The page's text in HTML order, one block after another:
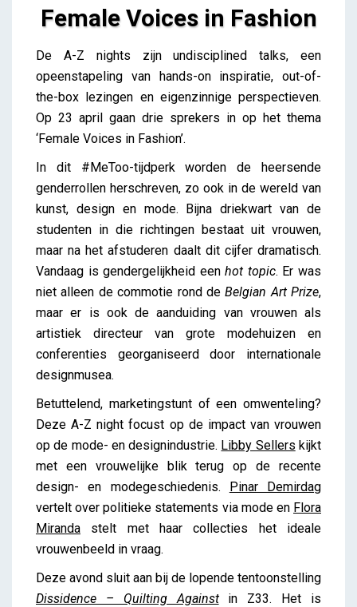
Female Voices in Fashion
Female Voices in Fashion
Lieve Drooghmans
De A-Z nights zijn undisciplined talks, een
opeenstapeling van hands-on inspiratie, out-of-
the-box lezingen en eigenzinnige perspectieven.
Op 23 april gaan drie sprekers in op het thema
‘Female Voices in Fashion’.
In dit #MeToo-tijdperk worden de heersende
genderrollen herschreven, zo ook in de wereld van
kunst, design en mode. Bijna driekwart van de
studenten in die richtingen bestaat uit vrouwen,
maar na het afstuderen daalt dit cijfer dramatisch.
Vandaag is gendergelijkheid eenhot topic. Er was
niet alleen de commotie rond deBelgian Art Prize,
maar er is ook de aanduiding van vrouwen als
artistiek directeur van grote modehuizen en
conferenties georganiseerd door internationale
designmusea.
Betuttelend, marketingstunt of een omwenteling?
Deze A-Z night focust op de impact van vrouwen
op de mode- en designindustrie. Libby Sellers kijkt
met een vrouwelijke blik terug op de recente
design- en modegeschiedenis. Pinar Demirdag
vertelt over politieke statements via mode en Flora
Miranda stelt met haar collecties het ideale
vrouwenbeeld in vraag.
Deze avond sluit aan bij de lopende tentoonstelling
Dissidence – Quilting Againstin Z33. Het is